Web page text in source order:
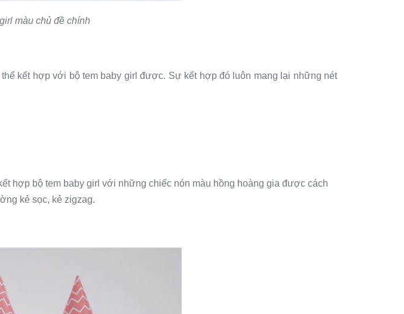
màu chủ đề chính
kết hợp với bộ tem baby girl được. Sự kết hợp đó luôn mang lại những nét
hợp bộ tem baby girl với những chiếc nón màu hồng hoàng gia được cách
kẻ sọc, kẻ zigzag.